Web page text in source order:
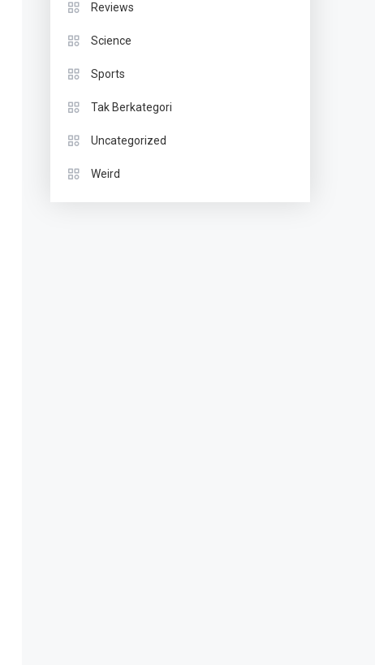
Reviews
Science
Sports
Tak Berkategori
Uncategorized
Weird